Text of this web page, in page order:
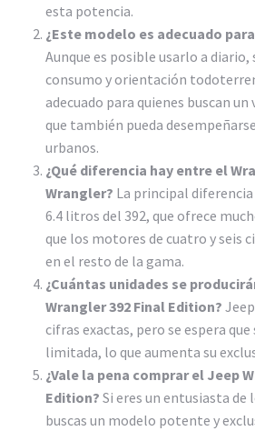
esta potencia.
¿Este modelo es adecuado
Aunque es posible usarlo a diario,
consumo y orientación
adecuado para quienes buscan
que también pueda
urbanos.
¿Qué diferencia hay entre el
Wrangler? La principal
6.4 litros del 392, que ofrece
que los motores de cuatro y seis
en el resto de la gama.
¿Cuántas unidades se
Wrangler 392 Final Edition?
cifras exactas, pero se espera que
limitada, lo que aumenta su
¿Vale la pena comprar el Jeep
Edition? Si eres un entusiasta
buscas un modelo potente y